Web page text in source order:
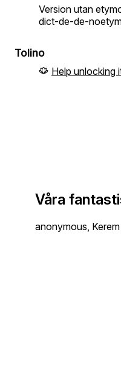
Version utan
dict-de-de-
Tolino
Help unlocking
Våra
anonymous,